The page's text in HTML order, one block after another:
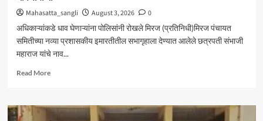
Mahasatta_sangli August 3, 2026
0
अधिकाऱ्यांकडे धाव घेणाऱ्यांना पोलिसांनी रोखले मिरज (प्रतिनिधी)मिरज पंचायत
समितीच्या नव्या प्रशासकीय इमारतीतील सभागृहाला देण्यात आलेले छत्रपती संभाजी
महाराज यांचे नाव...
Read MoreRead
आंदोलनादरम्यान